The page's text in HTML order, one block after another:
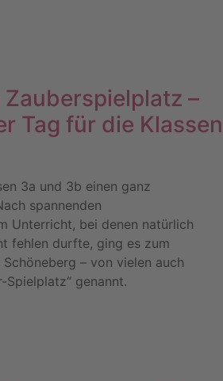
–
Tag für die Klassen
3a und 3b einen ganz
spannenden
Unterricht, bei denen natürlich
fehlen durfte, ging es zum
– von vielen auch
genannt.